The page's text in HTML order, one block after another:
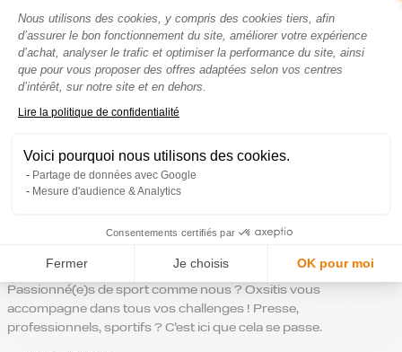
Plateforme de Gestion du
Nous utilisons des cookies, y compris des cookies tiers, afin
d’assurer le bon fonctionnement du site, améliorer votre expérience
d’achat, analyser le trafic et optimiser la performance du site, ainsi
que pour vous proposer des offres adaptées selon vos centres
d’intérêt, sur notre site et en dehors.
Lire la politique de confidentialité
Voici pourquoi nous utilisons des cookies.
Partage de données avec Google
Mesure d'audience & Analytics
Consentements certifiés par
Fermer Je choisis OK pour moi
Axeptio consent
Trail & Route
Je déclare avoir pris connaissance de la
l’accepter sans réserve.*
NOTRE MARQUE
Passionné(e)s de sport comme nous ? Oxsitis vous
accompagne dans tous vos challenges ! Presse,
professionnels, sportifs ? C’est ici que cela se passe.